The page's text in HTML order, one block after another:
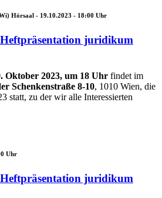
Hörsaal - 19.10.2023 - 18:00 Uhr
juridikum
Oktober 2023, um 18 Uhr findet im
Schenkenstraße 8-10, 1010 Wien, die
statt, zu der wir alle Interessierten
Uhr
juridikum